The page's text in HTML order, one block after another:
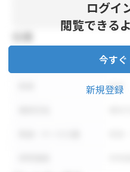
ログイ
閲覧できる
今すぐ
新規登録
内容
形状